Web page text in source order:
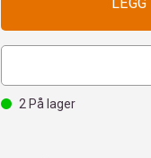
2 På lager